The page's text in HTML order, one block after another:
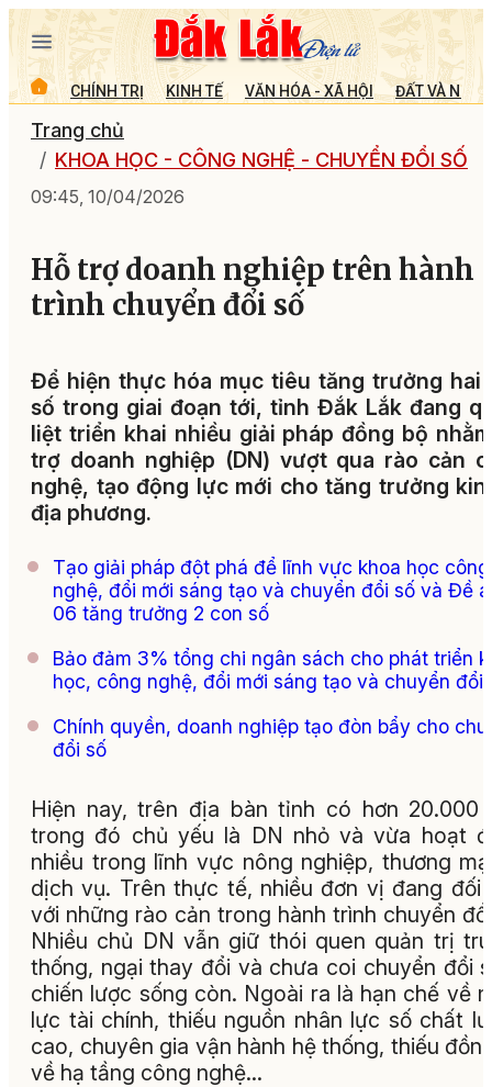
CHÍNH TRỊ KINH TẾ VĂN HÓA - XÃ HỘI ĐẤT VÀ
Trang chủ
KHOA HỌC - CÔNG NGHỆ - CHUYỂN ĐỔI SỐ
09:45, 10/04/2026
Hỗ trợ doanh nghiệp trên hành
trình chuyển đổi số
Để hiện thực hóa mục tiêu tăng trưởng hai
số trong giai đoạn tới, tỉnh Đắk Lắk đang
liệt triển khai nhiều giải pháp đồng bộ
trợ doanh nghiệp (DN) vượt qua rào cản
nghệ, tạo động lực mới cho tăng trưởng
địa phương.
Tạo giải pháp đột phá để lĩnh vực khoa học công
nghệ, đổi mới sáng tạo và chuyển đổi số và Đề
06 tăng trưởng 2 con số
Bảo đảm 3% tổng chi ngân sách cho phát triển
học, công nghệ, đổi mới sáng tạo và chuyển đổi
Chính quyền, doanh nghiệp tạo đòn bẩy cho
đổi số
Hiện nay, trên địa bàn tỉnh có hơn 20.000
trong đó chủ yếu là DN nhỏ và vừa hoạt
nhiều trong lĩnh vực nông nghiệp, thương
dịch vụ. Trên thực tế, nhiều đơn vị đang đối
với những rào cản trong hành trình chuyển
Nhiều chủ DN vẫn giữ thói quen quản trị
thống, ngại thay đổi và chưa coi chuyển đổi
chiến lược sống còn. Ngoài ra là hạn chế về
lực tài chính, thiếu nguồn nhân lực số chất
cao, chuyên gia vận hành hệ thống, thiếu
về hạ tầng công nghệ...